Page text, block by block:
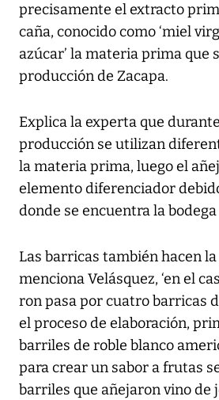
precisamente el extracto
caña, conocido como ‘miel
azúcar’ la materia prima que
producción de Zacapa.
Explica la experta que
producción se utilizan
la materia prima, luego el
elemento diferenciador
donde se encuentra la bodega
Las barricas también hacen
menciona Velásquez, ‘en el
ron pasa por cuatro barricas
el proceso de elaboración,
barriles de roble blanco
para crear un sabor a frutas
barriles que añejaron vino de